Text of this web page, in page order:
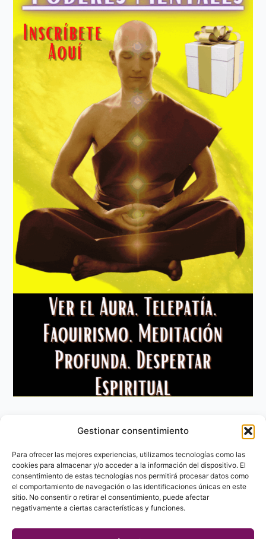
Gestionar consentimiento
Para ofrecer las mejores experiencias, utilizamos tecnologías como las
cookies para almacenar y/o acceder a la información del dispositivo. El
consentimiento de estas tecnologías nos permitirá procesar datos como
el comportamiento de navegación o las identificaciones únicas en este
sitio. No consentir o retirar el consentimiento, puede afectar
negativamente a ciertas características y funciones.
Aviso Legal
Política de privacidad
Política de Cookies
Contacto